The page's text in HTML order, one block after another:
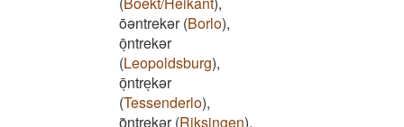
ōəntrekər(Borlo),
ōͅntrekər
(Leopoldsburg),
ōͅntreͅkər
(Tessenderlo),
o͂ͅntrekər(Riksingen),